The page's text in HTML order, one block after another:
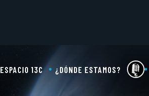
ESPACIO 13C ¿DÓNDE ESTAMOS?